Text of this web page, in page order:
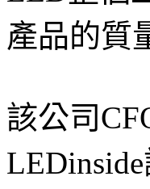
產品的質
該公司